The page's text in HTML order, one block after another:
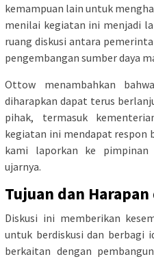
kemampuan lain untuk
menilai kegiatan ini menjadi
ruang diskusi antara
pengembangan sumber daya
Ottow menambahkan
diharapkan dapat terus
pihak, termasuk
kegiatan ini mendapat respon
kami laporkan ke pimpinan
ujarnya.
Tujuan dan
Diskusi ini memberikan
untuk berdiskusi dan berbagi
berkaitan dengan